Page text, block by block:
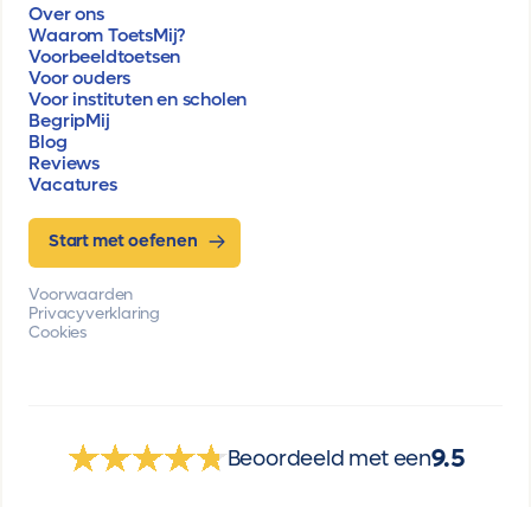
Over ons
Waarom ToetsMij?
Voorbeeldtoetsen
Voor ouders
Voor instituten en scholen
BegripMij
Blog
Reviews
Vacatures
Start met oefenen
Voorwaarden
Privacyverklaring
Cookies
Beoordeeld met een9.5